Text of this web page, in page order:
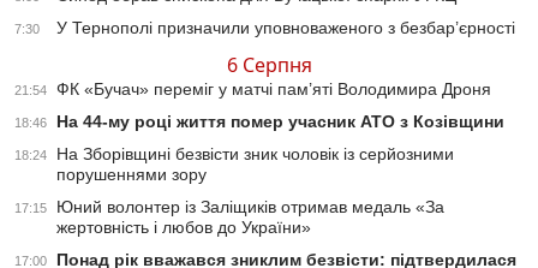
7:30 У Тернополі призначили уповноваженого з безбар’єрності
6 Серпня
21:54 ФК «Бучач» переміг у матчі пам’яті Володимира Дроня
18:46 На 44-му році життя помер учасник АТО з Козівщини
18:24
На Зборівщині безвісти зник чоловік із серйозними
порушеннями зору
17:15
Юний волонтер із Заліщиків отримав медаль «За
жертовність і любов до України»
17:00
Понад рік вважався зниклим безвісти: підтвердилася